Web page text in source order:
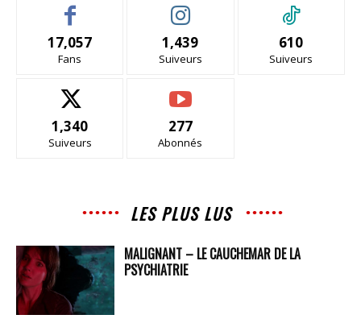
17,057
Fans
1,439
Suiveurs
610
Suiveurs
1,340
Suiveurs
277
Abonnés
LES PLUS LUS
MALIGNANT – LE CAUCHEMAR DE LA
PSYCHIATRIE